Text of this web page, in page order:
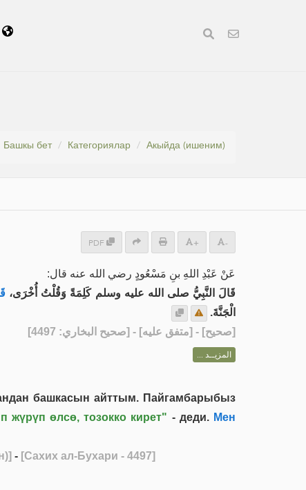
Башкы бет Категориялар Акыйда (ишеним)
PDF + -
عَنْ عَبْدِ اللهِ بنِ مَسْعُودٍ رضي الله عنه قال:
قَالَ النَّبِيُّ صلى الله عليه وسلم كَلِمَةً وَقُلْتُ أُخْرَى،
الْجَنَّةَ.
[صحيح] - [متفق عليه] - [صحيح البخاري: 4497]
المزيــد ...
башкасын айттым. Пайгамбарыбыз
өлсө, тозокко кирет" - деди.Мен
- [Сахих ал-Бухари - 4497]